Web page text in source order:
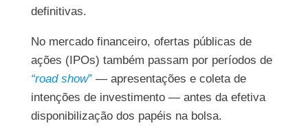
definitivas.
No mercado financeiro, ofertas públicas de
ações (IPOs) também passam por períodos de
“road show” — apresentações e coleta de
intenções de investimento — antes da efetiva
disponibilização dos papéis na bolsa.